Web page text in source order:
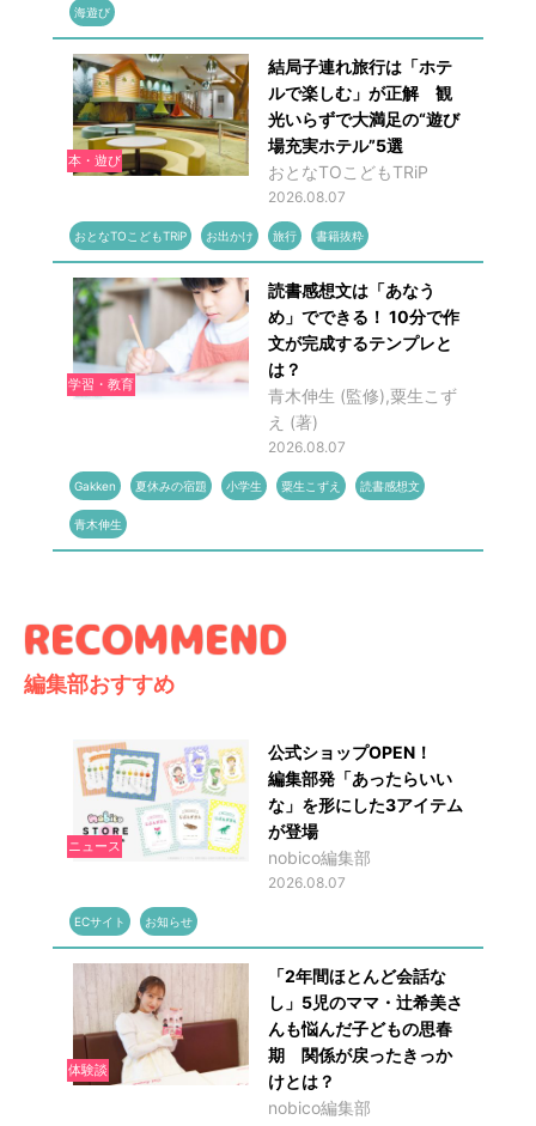
海遊び
本・遊び
結局子連れ旅行は「ホテ
ルで楽しむ」が正解 観
光いらずで大満足の“遊び
場充実ホテル”5選
おとなTOこどもTRiP
2026.08.07
おとなTOこどもTRiP お出かけ 旅行 書籍抜粋
学習・教育
読書感想文は「あなう
め」でできる！ 10分で作
文が完成するテンプレと
は？
青木伸生 (監修),粟生こず
え (著)
2026.08.07
Gakken 夏休みの宿題 小学生 粟生こずえ 読書感想文
青木伸生
編集部おすすめ
ニュース
公式ショップOPEN！
編集部発「あったらいい
な」を形にした3アイテム
が登場
nobico編集部
2026.08.07
ECサイト お知らせ
体験談
「2年間ほとんど会話な
し」5児のママ・辻希美さ
んも悩んだ子どもの思春
期 関係が戻ったきっか
けとは？
nobico編集部